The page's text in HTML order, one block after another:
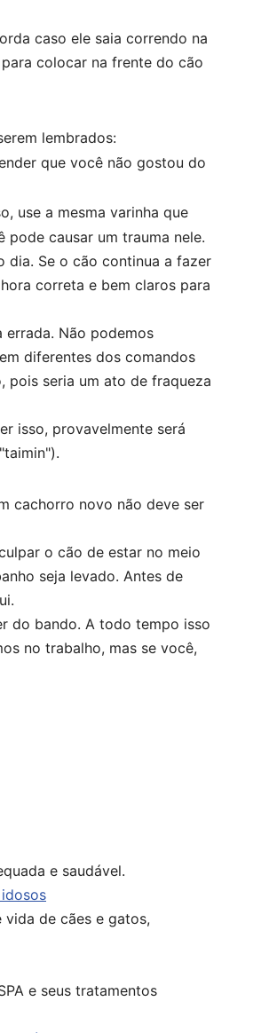
caso ele saia correndo na
colocar na frente do cão
lembrados:
que você não gostou do
use a mesma varinha que
causar um trauma nele.
dia. Se o cão continua a fazer
correta e bem claros para
Não podemos
diferentes dos comandos
pois seria um ato de fraqueza
isso, provavelmente será
cachorro novo não deve ser
o cão de estar no meio
seja levado. Antes de
do bando. A todo tempo isso
no trabalho, mas se você,
e saudável.
de cães e gatos,
e seus tratamentos